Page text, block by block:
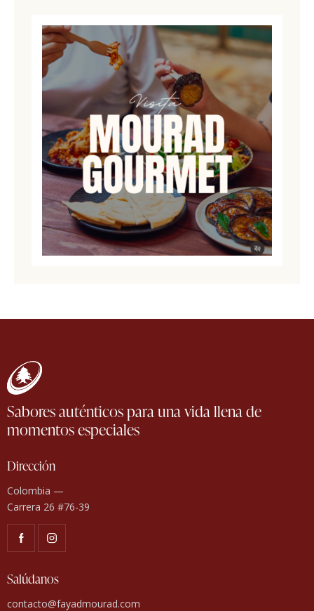
Sabores auténticos para una vida llena de
momentos especiales
Dirección
Colombia —
Carrera 26 #76-39
Salúdanos
contacto@fayadmourad.com